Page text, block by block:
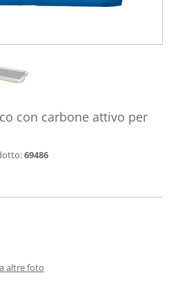
con carbone attivo per
69486
altre foto